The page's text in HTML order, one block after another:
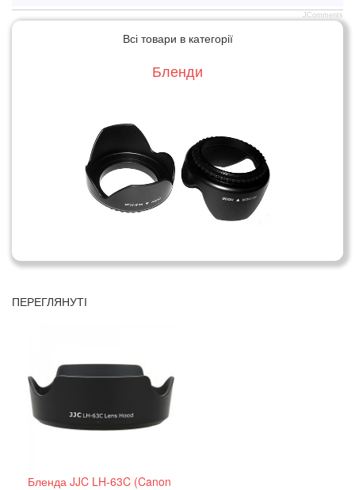
JComments
Всі товари в категорії
Бленди
ПЕРЕГЛЯНУТІ
Бленда JJC LH-63C (Canon